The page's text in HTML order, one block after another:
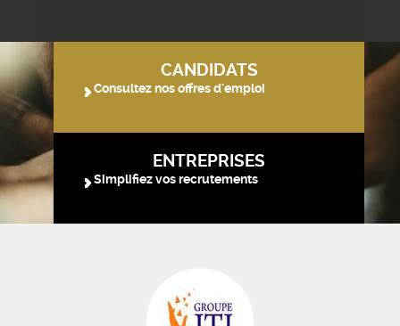
CANDIDATS
Consultez nos offres d'emploi
ENTREPRISES
Simplifiez vos recrutements